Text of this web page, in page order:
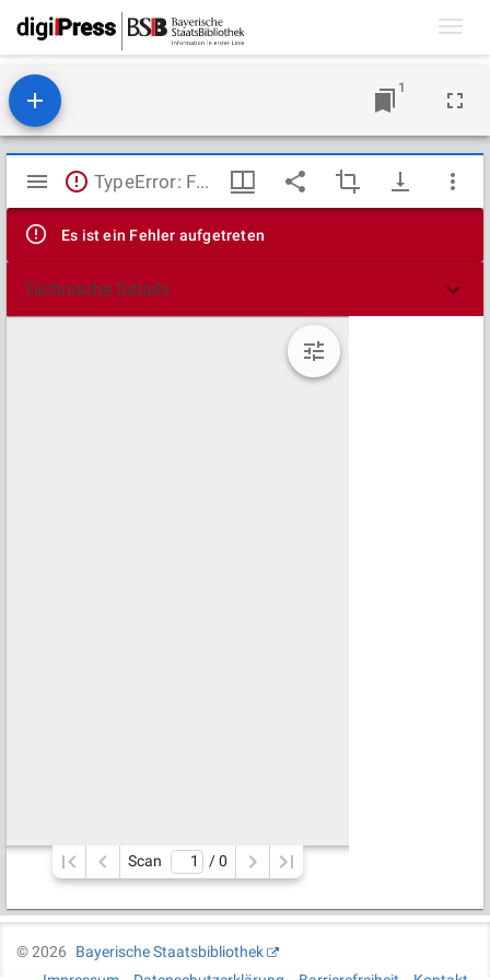
1
Mirador
Viewer
TypeError: Failed to fetch
Es ist ein Fehler aufgetreten
Technische Details
Scan / 0
©2026
Bayerische Staatsbibliothek